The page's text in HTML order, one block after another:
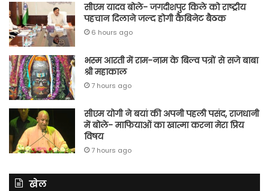
सीएम यादव बोले- जगदीशपुर किले को राष्ट्रीय
पहचान दिलाने जल्द होगी कैबिनेट बैठक
6 hours ago
भस्म आरती में राम-नाम के बिल्व पत्रों से सजे बाबा
श्री महाकाल
7 hours ago
सीएम योगी ने बयां की अपनी पहली पसंद, राजधानी
में बोले- माफियाओं का खात्मा करना मेरा प्रिय
विषय
7 hours ago
खेल